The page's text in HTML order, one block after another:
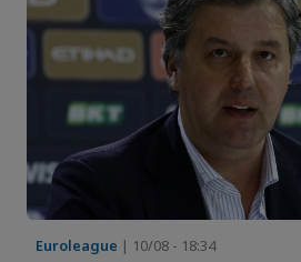
Euroleague | 10/08 - 18:34